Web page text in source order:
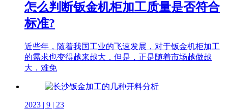
怎么判断钣金机柜加工质量是否符合
标准?
近些年，随着我国工业的飞速发展，对于钣金机柜加工
的需求也变得越来越大，但是，正是随着市场越做越
大，难免
2023 | 9 | 23